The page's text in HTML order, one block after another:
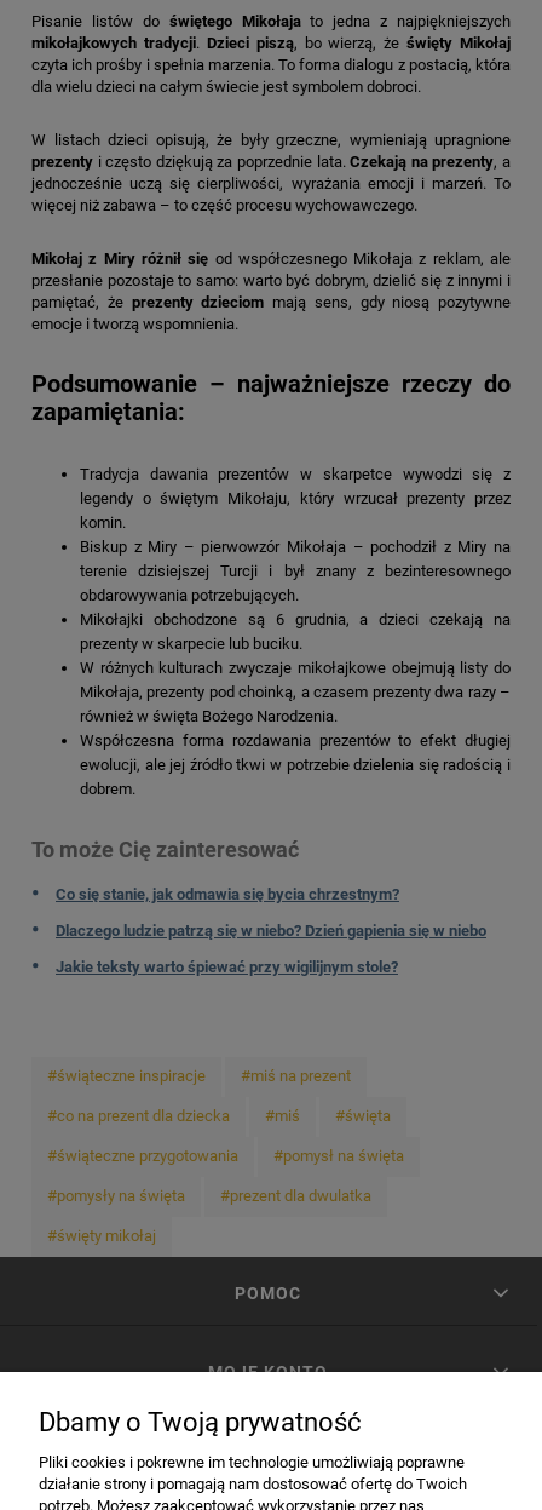
Pisanie listów do świętego Mikołajato jedna z najpiękniejszych
mikołajkowych tradycji. Dzieci piszą, bo wierzą, żeświęty Mikołaj
czyta ich prośby i spełnia marzenia. To forma dialogu z postacią, która
dla wielu dzieci na całym świecie jest symbolem dobroci.
W listach dzieci opisują, że były grzeczne, wymieniają upragnione
prezenty i często dziękują za poprzednie lata.Czekają na prezenty, a
jednocześnie uczą się cierpliwości, wyrażania emocji i marzeń. To
więcej niż zabawa – to część procesu wychowawczego.
Mikołaj z Miry różnił się od współczesnego Mikołaja z reklam, ale
przesłanie pozostaje to samo: warto być dobrym, dzielić się z innymi i
pamiętać, że prezenty dzieciom mają sens, gdy niosą pozytywne
emocje i tworzą wspomnienia.
Podsumowanie – najważniejsze rzeczy do
zapamiętania:
Tradycja dawania prezentów w skarpetce wywodzi się z
legendy o świętym Mikołaju, który wrzucał prezenty przez
komin.
Biskup z Miry – pierwowzór Mikołaja – pochodził z Miry na
terenie dzisiejszej Turcji i był znany z bezinteresownego
obdarowywania potrzebujących.
Mikołajki obchodzone są 6 grudnia, a dzieci czekają na
prezenty w skarpecie lub buciku.
W różnych kulturach zwyczaje mikołajkowe obejmują listy do
Mikołaja, prezenty pod choinką, a czasem prezenty dwa razy –
również w święta Bożego Narodzenia.
Współczesna forma rozdawania prezentów to efekt długiej
ewolucji, ale jej źródło tkwi w potrzebie dzielenia się radością i
dobrem.
To może Cię zainteresować
Co się stanie, jak odmawia się bycia chrzestnym?
Dlaczego ludzie patrzą się w niebo? Dzień gapienia się w niebo
Jakie teksty warto śpiewać przy wigilijnym stole?
#świąteczne inspiracje #miś na prezent
#co na prezent dla dziecka #miś #święta
#świąteczne przygotowania #pomysł na święta
#pomysły na święta #prezent dla dwulatka
#święty mikołaj
POMOC
MOJE KONTO
Dbamy o Twoją prywatność
Pliki cookies i pokrewne im technologie umożliwiają poprawne
działanie strony i pomagają nam dostosować ofertę do Twoich
potrzeb. Możesz zaakceptować wykorzystanie przez nas